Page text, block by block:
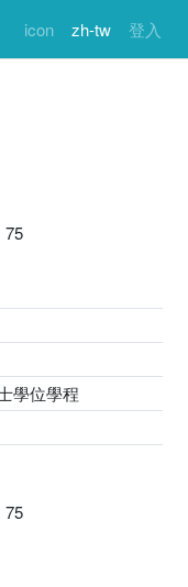
icon zh-tw 登入
75
學位學程
75